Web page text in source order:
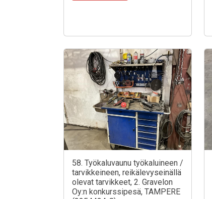
58. Työkaluvaunu työkaluineen /
tarvikkeineen, reikälevyseinällä
olevat tarvikkeet, 2. Gravelon
Oy:n konkurssipesä, TAMPERE